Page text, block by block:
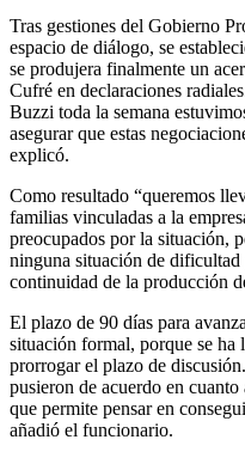
Tras gestiones del Gobierno
espacio de diálogo, se
se produjera finalmente un
Cufré en declaraciones
Buzzi toda la semana
asegurar que estas
explicó.
Como resultado “queremos
familias vinculadas a la
preocupados por la situación,
ninguna situación de dificultad
continuidad de la producción
El plazo de 90 días para
situación formal, porque se ha
prorrogar el plazo de
pusieron de acuerdo en
que permite pensar en
añadió el funcionario.